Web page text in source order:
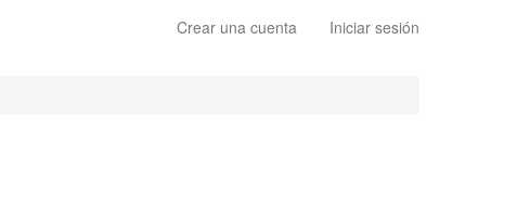
Crear una cuenta Iniciar sesión